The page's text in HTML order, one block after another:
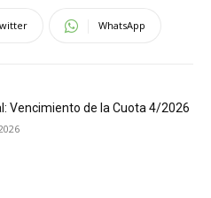
WhatsApp
Vencimiento de la Cuota 4/2026